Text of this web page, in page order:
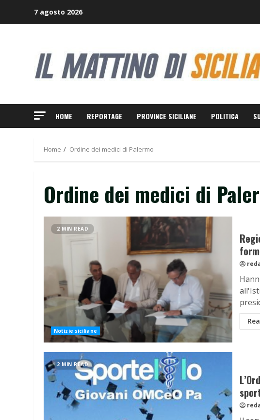
7 agosto 2026
HOME REPORTAGE PROVINCE SICILIANE POLITICA
Home Ordine dei medici di Palermo
Ordine dei medici di
2 MIN READ
Notizie siciliane
2 MIN READ